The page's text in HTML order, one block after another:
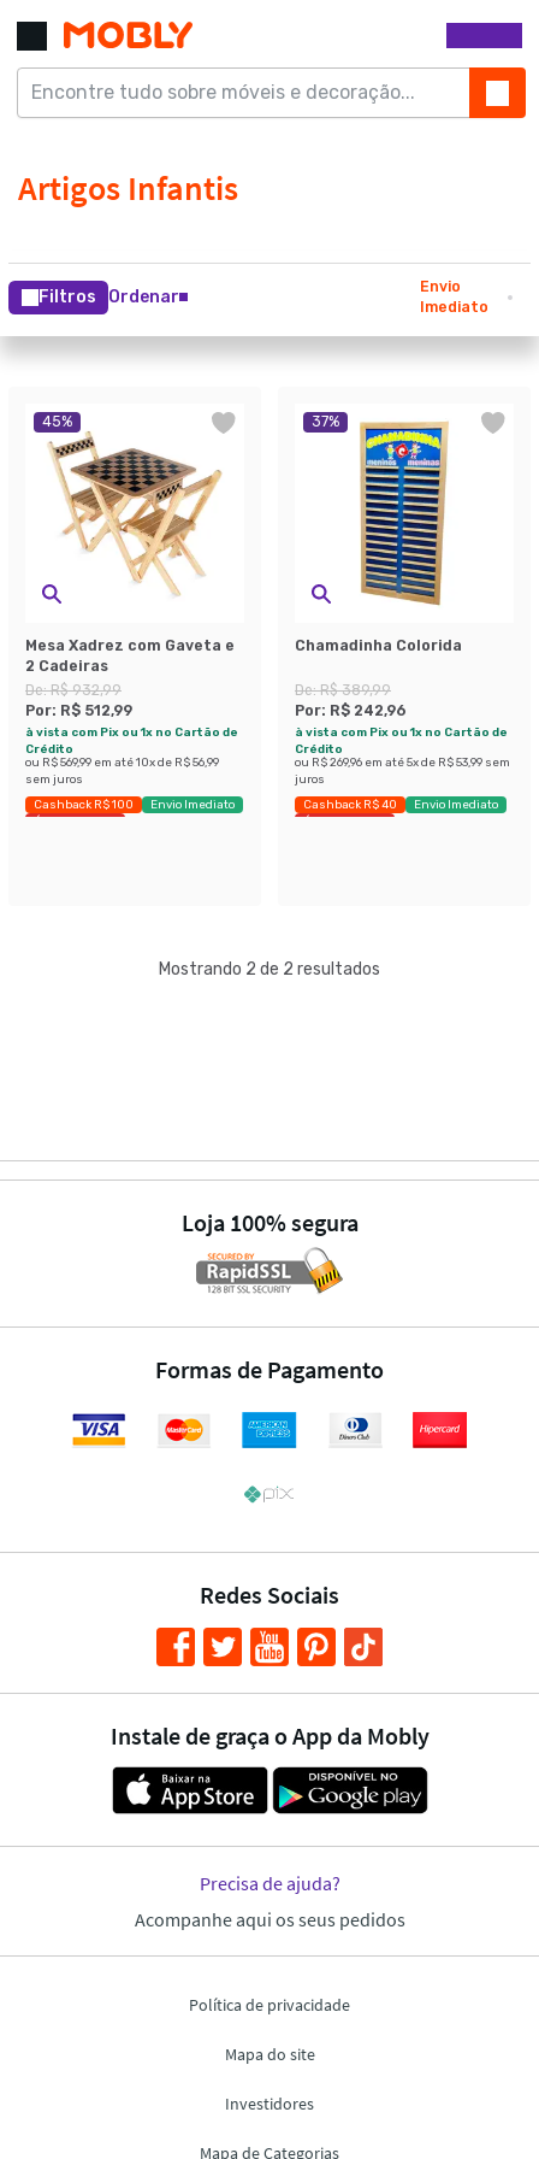
Filtros Ordenar
Envio
Imediato
45%
Mesa Xadrez com Gaveta e
2 Cadeiras
De:R$ 932,99
Por: R$ 512,99
à vista com Pix ou 1x no Cartão de
Crédito
ou R$ 569,99 em até10x de R$ 56,99
sem juros
Cashback R$ 100
Envio Imediato
Últimas peças
37%
Chamadinha Colorida
De:R$ 389,99
Por: R$ 242,96
à vista com Pix ou 1x no Cartão de
Crédito
ou R$ 269,96 em até5x de R$ 53,99 sem
juros
Cashback R$ 40
Envio Imediato
Últimas peças
Mostrando 2 de 2 resultados